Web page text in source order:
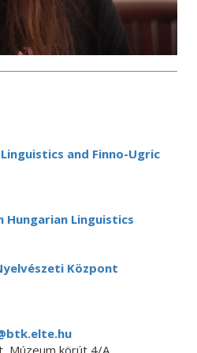
and Finno-Ugric
Linguistics
Központ
Múzeum körút 4/A